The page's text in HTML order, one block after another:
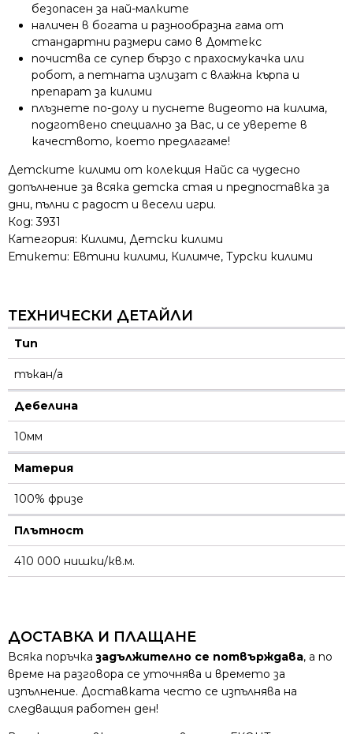
безопасен за най-малките
наличен в богата и разнообразна гама от
стандартни размери само в Домтекс
почиства се супер бързо с прахосмукачка или
робот, а петната излизат с влажна кърпа и
препарат за килими
плъзнете по-долу и пуснете видеото на килима,
подготвено специално за Вас, и се уверете в
качеството, което предлагаме!
Детските килими от колекция Найс са чудесно
допълнение за всяка детска стая и предпоставка за
дни, пълни с радост и весели игри.
Код:3931
Категория: Килими, Детски килими
Етикети: Евтини килими, Килимче, Турски килими
ТЕХНИЧЕСКИ ДЕТАЙЛИ
Тип
тъкан/а
Дебелина
10мм
Материя
100% фризе
Плътност
410 000 нишки/кв.м.
ДОСТАВКА И ПЛАЩАНЕ
Всяка поръчказадължително се потвърждава, а по
време на разговора се уточнява и времето за
изпълнение. Доставката често се изпълнява на
следващия работен ден!